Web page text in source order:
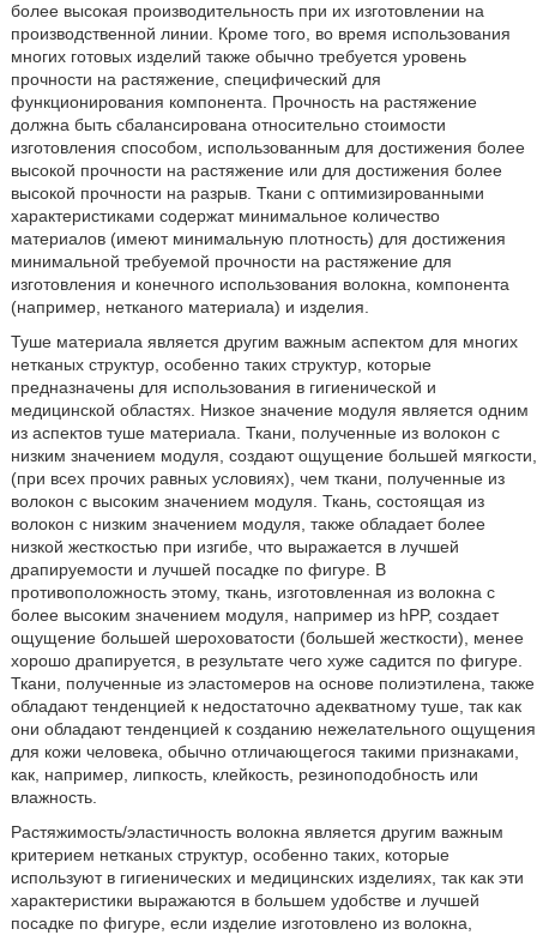
более высокая производительность при их изготовлении на
производственной линии. Кроме того, во время использования
многих готовых изделий также обычно требуется уровень
прочности на растяжение, специфический для
функционирования компонента. Прочность на растяжение
должна быть сбалансирована относительно стоимости
изготовления способом, использованным для достижения более
высокой прочности на растяжение или для достижения более
высокой прочности на разрыв. Ткани с оптимизированными
характеристиками содержат минимальное количество
материалов (имеют минимальную плотность) для достижения
минимальной требуемой прочности на растяжение для
изготовления и конечного использования волокна, компонента
(например, нетканого материала) и изделия.
Туше материала является другим важным аспектом для многих
нетканых структур, особенно таких структур, которые
предназначены для использования в гигиенической и
медицинской областях. Низкое значение модуля является одним
из аспектов туше материала. Ткани, полученные из волокон с
низким значением модуля, создают ощущение большей мягкости,
(при всех прочих равных условиях), чем ткани, полученные из
волокон с высоким значением модуля. Ткань, состоящая из
волокон с низким значением модуля, также обладает более
низкой жесткостью при изгибе, что выражается в лучшей
драпируемости и лучшей посадке по фигуре. В
противоположность этому, ткань, изготовленная из волокна с
более высоким значением модуля, например из hPP, создает
ощущение большей шероховатости (большей жесткости), менее
хорошо драпируется, в результате чего хуже садится по фигуре.
Ткани, полученные из эластомеров на основе полиэтилена, также
обладают тенденцией к недостаточно адекватному туше, так как
они обладают тенденцией к созданию нежелательного ощущения
для кожи человека, обычно отличающегося такими признаками,
как, например, липкость, клейкость, резиноподобность или
влажность.
Растяжимость/эластичность волокна является другим важным
критерием нетканых структур, особенно таких, которые
используют в гигиенических и медицинских изделиях, так как эти
характеристики выражаются в большем удобстве и лучшей
посадке по фигуре, если изделие изготовлено из волокна,